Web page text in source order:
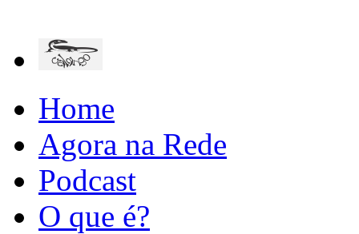
Home
Agora na Rede
Podcast
O que é?